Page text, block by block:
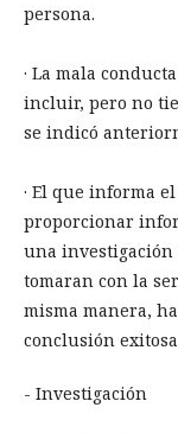
persona.
· La mala
incluir, pero no
se indicó
· El que informa
proporcionar
una investigación
tomaran con la
misma manera,
conclusión
- Investigación